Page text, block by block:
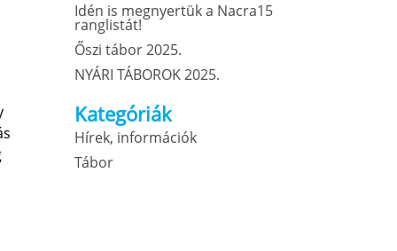
Idén is megnyertük a Nacra15
ranglistát!
Őszi tábor 2025.
NYÁRI TÁBOROK 2025.
Kategóriák
Hírek, információk
Tábor